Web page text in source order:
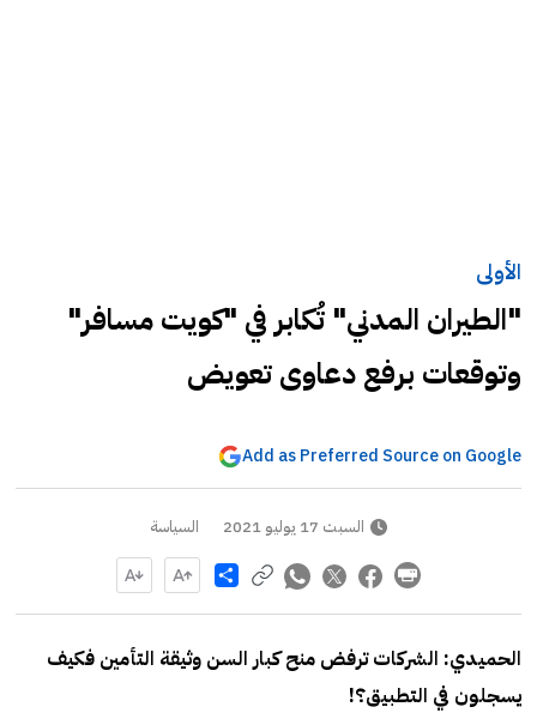
الأولى
"الطيران المدني" تُكابر في "كويت مسافر"
وتوقعات برفع دعاوى تعويض
Add as Preferred Source on Google
السبت 17 يوليو 2021 السياسة
Share
الحميدي: الشركات ترفض منح كبار السن وثيقة التأمين فكيف
يسجلون في التطبيق؟!